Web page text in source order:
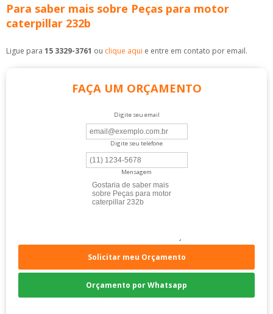
Para saber mais sobre Peças para motor
caterpillar 232b
Ligue para 15 3329-3761 ou clique aqui e entre em contato por email.
FAÇA UM ORÇAMENTO
Digite seu email
Digite seu telefone
Mensagem
Solicitar meu Orçamento
Orçamento por Whatsapp